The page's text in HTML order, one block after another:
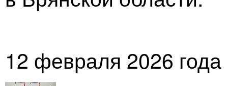
12 февраля 2026 года